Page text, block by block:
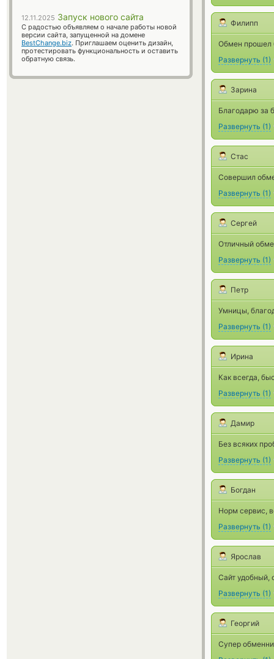
Филипп
Обмен прошел
Развернуть (1)
Зарина
Благодарю за
Развернуть (1)
Стас
Совершил
Развернуть (1)
Сергей
Отличный
Развернуть (1)
Петр
Умницы,
Развернуть (1)
Ирина
Как всегда,
Развернуть (1)
Дамир
Без всяких
Развернуть (1)
Богдан
Норм сервис,
Развернуть (1)
Ярослав
Сайт удобный,
Развернуть (1)
Георгий
Супер
12.11.2025 Запуск нового сайта
С радостью объявляем о начале работы новой
версии сайта, запущенной на домене
BestChange.biz. Приглашаем оценить дизайн,
протестировать функциональность и оставить
обратную связь.